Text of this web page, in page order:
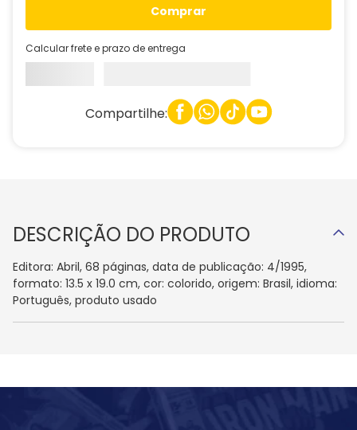
comprar
Calcular frete e prazo de entrega
Compartilhe:
DESCRIÇÃO DO PRODUTO
Editora: Abril, 68 páginas, data de publicação: 4/1995,
formato: 13.5 x 19.0 cm, cor: colorido, origem: Brasil, idioma:
Português, produto usado